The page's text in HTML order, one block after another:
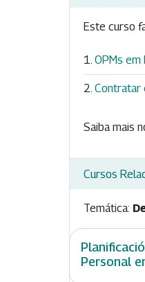
Este curso
OPMs
Contratar
Saiba mais
Cursos
Temática:
Personal